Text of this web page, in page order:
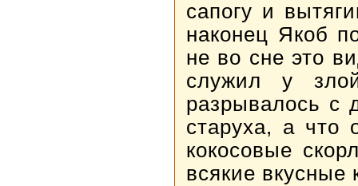
сапогу и
наконец Якоб
не во сне это
служил у
разрывалось с
старуха, а что
кокосовые
всякие вкусные